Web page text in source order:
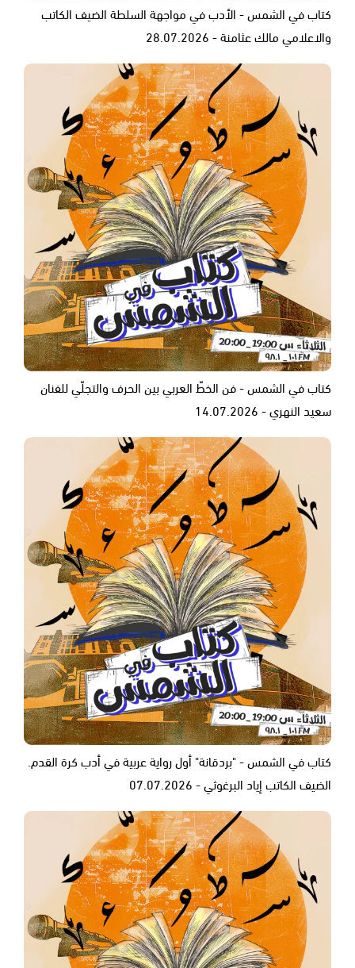
كتاب في الشمس - الأدب في مواجهة السلطة الضيف الكاتب
والاعلامي مالك عثامنة - 28.07.2026
كتاب في الشمس - فن الخطّ العربي بين الحرف والتجلّي للفنان
سعيد النهري - 14.07.2026
كتاب في الشمس - "بردقانة" أول رواية عربية في أدب كرة القدم.
الضيف الكاتب إياد البرغوثي - 07.07.2026